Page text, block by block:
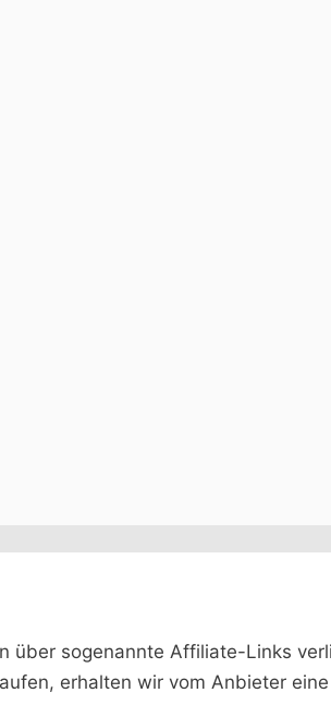
über sogenannte Affiliate-Links
erhalten wir vom Anbieter